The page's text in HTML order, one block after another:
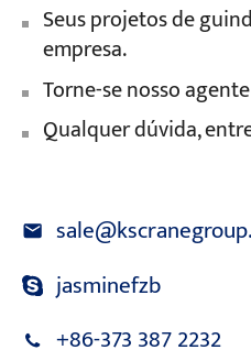
Seus projetos de
empresa.
Torne-se nosso
Qualquer dúvida,
jasminefzb
+86-373 387 2232